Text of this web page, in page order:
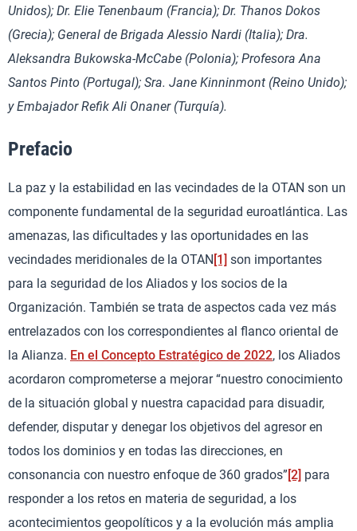
Unidos); Dr. Elie Tenenbaum (Francia); Dr. Thanos Dokos
(Grecia); General de Brigada Alessio Nardi (Italia); Dra.
Aleksandra Bukowska-McCabe (Polonia); Profesora Ana
Santos Pinto (Portugal); Sra. Jane Kinninmont (Reino Unido);
y Embajador Refik Ali Onaner (Turquía).
Prefacio
La paz y la estabilidad en las vecindades de la OTAN son un
componente fundamental de la seguridad euroatlántica. Las
amenazas, las dificultades y las oportunidades en las
vecindades meridionales de la OTAN [1] son importantes
para la seguridad de los Aliados y los socios de la
Organización. También se trata de aspectos cada vez más
entrelazados con los correspondientes al flanco oriental de
la Alianza. En el Concepto Estratégico de 2022, los Aliados
acordaron comprometerse a mejorar “nuestro conocimiento
de la situación global y nuestra capacidad para disuadir,
defender, disputar y denegar los objetivos del agresor en
todos los dominios y en todas las direcciones, en
consonancia con nuestro enfoque de 360 grados” [2] para
responder a los retos en materia de seguridad, a los
acontecimientos geopolíticos y a la evolución más amplia